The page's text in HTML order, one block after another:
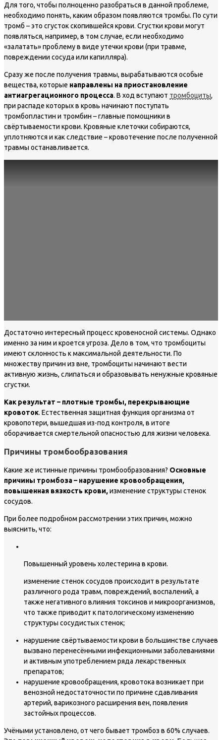
Для того, чтобы полноценно разобраться в данной проблеме,
необходимо понять, каким образом появляются тромбы. По сути
тромб – это сгусток скопившейся крови. Сгустки крови могут
появляться, например, в том случае, если необходимо
«залатать» проблему в виде утечки крови (при травме,
повреждении сосуда или капилляра).
Сразу же после получения травмы, вырабатываются особые
вещества, которые направлены на приостановление
антиагрегационного процесса. В ход вступают тромбоциты,
при распаде которых в кровь начинают поступать
тромбопластин и тромбин – главные помощники в
свёртываемости крови. Кровяные клеточки собираются,
уплотняются и как следствие – кровотечение после полученной
травмы останавливается.
Достаточно интересный процесс кровеносной системы. Однако
именно за ним и кроется угроза. Дело в том, что тромбоциты
имеют склонность к максимальной деятельности. По
множеству причин из вне, тромбоциты начинают вести
активную жизнь, слипаться и образовывать ненужные кровяные
сгустки.
Как результат – плотные тромбы, перекрывающие
кровоток. Естественная защитная функция организма от
кровопотери, вышедшая из-под контроля, в итоге
оборачивается смертельной опасностью для жизни человека.
Причины тромбообразования
Какие же истинные причины тромбообразования? Основные
причины тромбоза – нарушение кровообращения,
повышенная вязкость крови,изменение структуры стенок
сосудов.
При более подробном рассмотрении этих причин, можно
выяснить, что:
Повышенный уровень холестерина в крови.
изменение стенок сосудов происходит в результате
различного рода травм, повреждений, воспалений, а
также негативного влияния токсинов и микроорганизмов,
что также приводит к патологическому изменению
структуры сосудистых стенок;
нарушение свёртываемости крови в большинстве случаев
вызвано перенесёнными инфекционными заболеваниями
и активным употреблением ряда лекарственных
препаратов;
нарушение кровообращения, кровотока возникает при
венозной недостаточности по причине сдавливания
артерий, варикозного расширения вен, появления
застойных процессов.
Учёными установлено, от чего бывает тромбоз в 60% случаев.